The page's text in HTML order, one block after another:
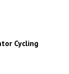
Cycling